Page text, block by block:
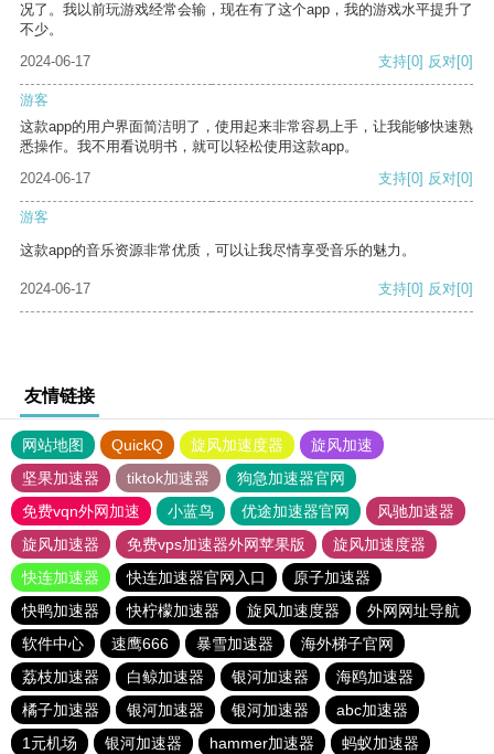
况了。我以前玩游戏经常会输，现在有了这个app，我的游戏水平提升了
不少。
2024-06-17
支持[0] 反对[0]
游客
这款app的用户界面简洁明了，使用起来非常容易上手，让我能够快速熟
悉操作。我不用看说明书，就可以轻松使用这款app。
2024-06-17
支持[0] 反对[0]
游客
这款app的音乐资源非常优质，可以让我尽情享受音乐的魅力。
2024-06-17 支持[0] 反对[0]
友情链接
网站地图 QuickQ 旋风加速度器
旋风加速
坚果加速器
tiktok加速器
狗急加速器官网
免费vqn外网加速
小蓝鸟 优途加速器官网
风驰加速器
旋风加速器
免费vps加速器外网苹果版
旋风加速度器
快连加速器
快连加速器官网入口
原子加速器
快鸭加速器
快柠檬加速器 旋风加速度器
外网网址导航
软件中心
速鹰666 暴雪加速器
海外梯子官网
荔枝加速器
白鲸加速器 银河加速器
海鸥加速器
橘子加速器
银河加速器 银河加速器
abc加速器
1元机场
银河加速器 hammer加速器 蚂蚁加速器